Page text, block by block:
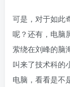
可是，对于如此
呢？还有，电脑
萦绕在刘峰的脑
叫来了技术科的
电脑，看看是不